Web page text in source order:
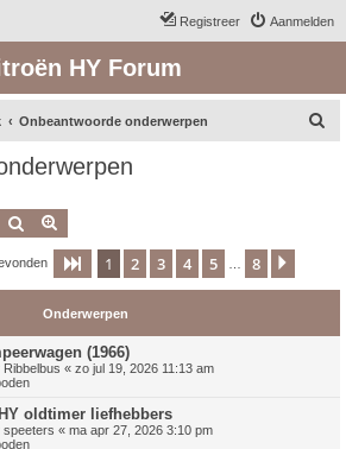
Aanmelden
Registreer
HY Forum
Onbeantwoorde onderwerpen
Zoek
Pagina van 8
1 2 3 4 5 8
Onderwerpen
(1966)
Ribbelbus « zo jul 19, 2026 11:13 am
oldtimer liefhebbers
speeters « ma apr 27, 2026 3:10 pm